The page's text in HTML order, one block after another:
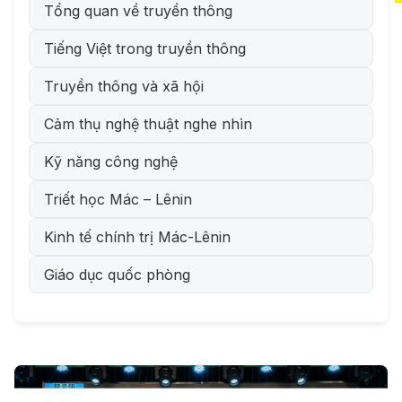
Tổng quan về truyền thông
Tiếng Việt trong truyền thông
Truyền thông và xã hội
Cảm thụ nghệ thuật nghe nhìn
Kỹ năng công nghệ
Triết học Mác – Lênin
Kinh tế chính trị Mác-Lênin
Giáo dục quốc phòng